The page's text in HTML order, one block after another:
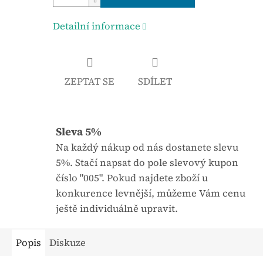
k
t
z
5
h
v
ě
z
i
e
n
Detailní informace
ZEPTAT SE SDÍLET
Sleva 5%
Na každý nákup od nás dostanete slevu
5%. Stačí napsat do pole slevový kupon
číslo "005". Pokud najdete zboží u
konkurence levnější, můžeme Vám cenu
ještě individuálně upravit.
Popis Diskuze